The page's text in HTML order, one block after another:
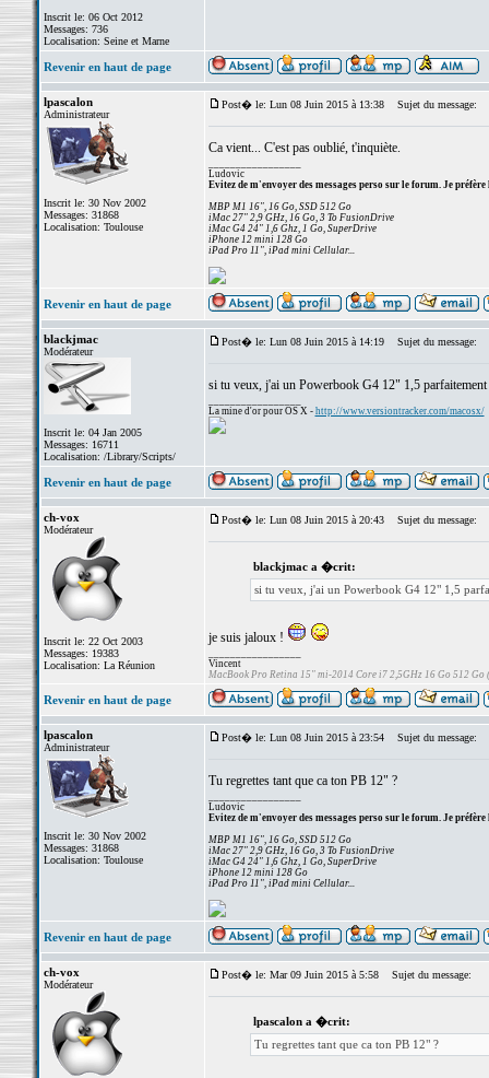
Inscrit le: 06 Oct 2012
Messages: 736
Localisation: Seine et Marne
Revenir en haut de page
lpascalon
Administrateur
Inscrit le: 30 Nov 2002
Messages: 31868
Localisation: Toulouse
Post� le: Lun 08 Juin 2015 à 13:38 Sujet du message:
Ca vient... C'est pas oublié, t'inquiète.
Ludovic
Evitez de m'envoyer des messages perso sur le forum. Je préfère
MBP M1 16", 16 Go, SSD 512 Go
iMac 27" 2,9 GHz, 16 Go, 3 To FusionDrive
iMac G4 24" 1,6 Ghz, 1 Go, SuperDrive
iPhone 12 mini 128 Go
iPad Pro 11", iPad mini Cellular...
Revenir en haut de page
blackjmac
Modérateur
Inscrit le: 04 Jan 2005
Messages: 16711
Localisation: /Library/Scripts/
Post� le: Lun 08 Juin 2015 à 14:19 Sujet du message:
si tu veux, j'ai un Powerbook G4 12" 1,5 parfaitement
La mine d'or pour OS X - http://www.versiontracker.com/macosx/
Revenir en haut de page
ch-vox
Modérateur
Inscrit le: 22 Oct 2003
Messages: 19383
Localisation: La Réunion
Post� le: Lun 08 Juin 2015 à 20:43 Sujet du message:
blackjmac a �crit:
si tu veux, j'ai un Powerbook G4 12" 1,5
je suis jaloux !
Vincent
MacBook Pro Retina 15" mi-2014 Core i7 2,5GHz 16 Go 512 Go
Revenir en haut de page
lpascalon
Administrateur
Inscrit le: 30 Nov 2002
Messages: 31868
Localisation: Toulouse
Post� le: Lun 08 Juin 2015 à 23:54 Sujet du message:
Tu regrettes tant que ca ton PB 12" ?
Ludovic
Evitez de m'envoyer des messages perso sur le forum. Je préfère
MBP M1 16", 16 Go, SSD 512 Go
iMac 27" 2,9 GHz, 16 Go, 3 To FusionDrive
iMac G4 24" 1,6 Ghz, 1 Go, SuperDrive
iPhone 12 mini 128 Go
iPad Pro 11", iPad mini Cellular...
Revenir en haut de page
ch-vox
Modérateur
Post� le: Mar 09 Juin 2015 à 5:58 Sujet du message:
lpascalon a �crit:
Tu regrettes tant que ca ton PB 12" ?